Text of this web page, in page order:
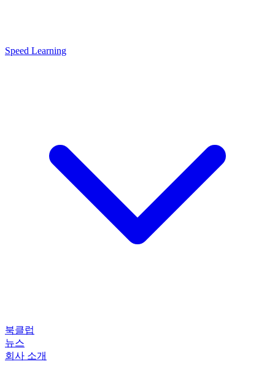
Speed Learning
북클럽
뉴스
회사 소개